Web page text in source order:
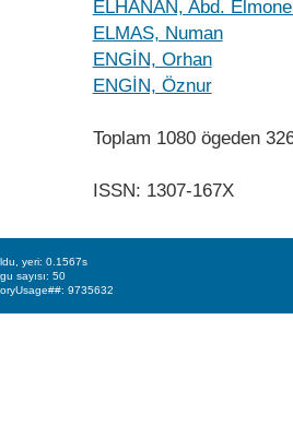
ELHANAN, Abd.
ELMAS, Numan
ENGİN, Orhan
ENGİN, Öznur
Toplam 1080 ögeden
ISSN: 1307-167X
yeri: 0.1567s
sayısı: 50
9735632